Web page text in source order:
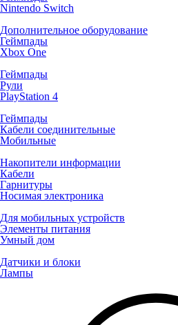
Nintendo Switch
Дополнительное оборудование
Геймпады
Xbox One
Геймпады
Рули
PlayStation 4
Геймпады
Кабели соединительные
Мобильные
Накопители информации
Кабели
Гарнитуры
Носимая электроника
Для мобильных устройств
Элементы питания
Умный дом
Датчики и блоки
Лампы